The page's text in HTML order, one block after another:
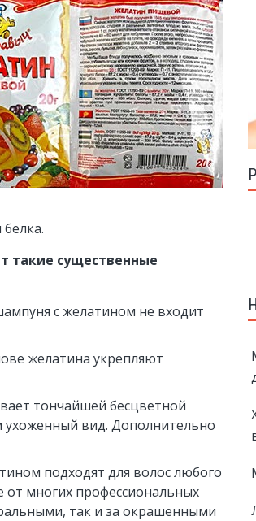
такие существенные
с желатином не входит
желатина укрепляют
тончайшей бесцветной
вид. Дополнительно
подходят для волос любого
от многих профессиональных
так и за окрашенными